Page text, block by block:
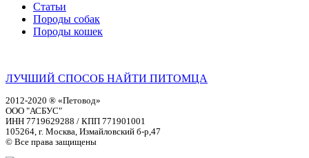
Статьи
Породы собак
Породы кошек
ЛУЧШИЙ СПОСОБ НАЙТИ ПИТОМЦА
2012-2020 ® «Петовод»
ООО "АСБУС"
ИНН 7719629288 / КПП 771901001
105264, г. Москва, Измайловский б-р,47
© Все права защищены